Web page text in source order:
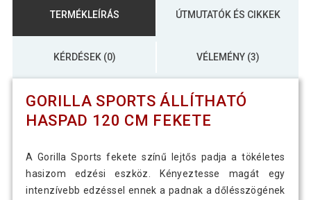
TERMÉKLEÍRÁS ÚTMUTATÓK ÉS CIKKEK
KÉRDÉSEK (0) VÉLEMÉNY (3)
GORILLA SPORTS ÁLLÍTHATÓ
HASPAD 120 CM FEKETE
A Gorilla Sports fekete színű lejtős padja a tökéletes
hasizom edzési eszköz. Kényeztesse magát egy
intenzívebb edzéssel ennek a padnak a dőlésszögének